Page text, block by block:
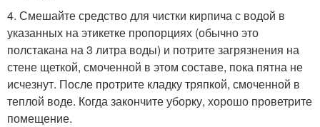
4. Смешайте средство для чистки кирпича с водой в
указанных на этикетке пропорциях (обычно это
полстакана на 3 литра воды) и потрите загрязнения на
стене щеткой, смоченной в этом составе, пока пятна не
исчезнут. После протрите кладку тряпкой, смоченной в
теплой воде. Когда закончите уборку, хорошо проветрите
помещение.